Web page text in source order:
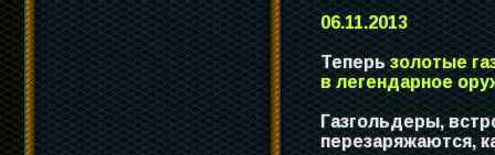
06.11.2013
Теперь золотые
в легендарное
Газгольдеры,
перезаряжаются,